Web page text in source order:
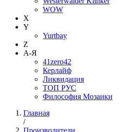
WOW
X
Y
Yurtbay
Z
А-Я
41zero42
Керлайф
Ликвидация
ТОП РУС
Философия Мозаики
Главная
/
Производители